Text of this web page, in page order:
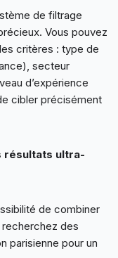
de filtrage
Vous pouvez
critères : type de
secteur
d’expérience
cibler précisément
résultats ultra-
de combiner
des
parisienne pour un